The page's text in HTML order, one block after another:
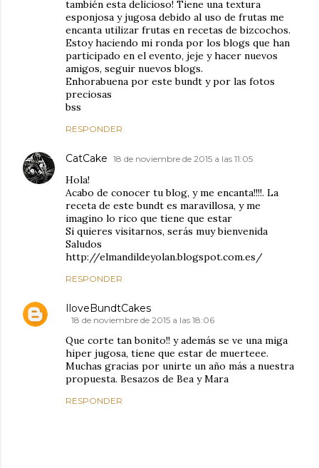
también esta delicioso! Tiene una textura
esponjosa y jugosa debido al uso de frutas me
encanta utilizar frutas en recetas de bizcochos.
Estoy haciendo mi ronda por los blogs que han
participado en el evento, jeje y hacer nuevos
amigos, seguir nuevos blogs.
Enhorabuena por este bundt y por las fotos
preciosas
bss
RESPONDER
CatCake 18 de noviembre de 2015 a las 11:05
Hola!
Acabo de conocer tu blog, y me encanta!!!!. La
receta de este bundt es maravillosa, y me
imagino lo rico que tiene que estar
Si quieres visitarnos, serás muy bienvenida
Saludos
http://elmandildeyolan.blogspot.com.es/
RESPONDER
IloveBundtCakes
18 de noviembre de 2015 a las 18:06
Que corte tan bonito!! y además se ve una miga
hiper jugosa, tiene que estar de muerteee.
Muchas gracias por unirte un año más a nuestra
propuesta. Besazos de Bea y Mara
RESPONDER